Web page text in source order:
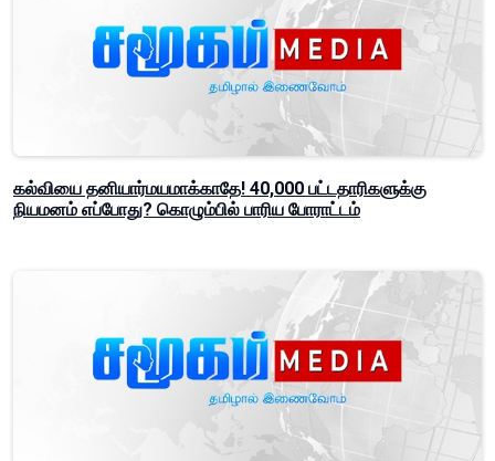
கல்வியை தனியார்மயமாக்காதே! 40,000 பட்டதாரிகளுக்கு
நியமனம் எப்போது? கொழும்பில் பாரிய போராட்டம்